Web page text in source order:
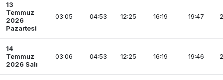
13
Temmuz
2026
Pazartesi
03:05 04:53 12:25 16:19 19:47
14
Temmuz
2026 Salı
03:06 04:53 12:25 16:19 19:46